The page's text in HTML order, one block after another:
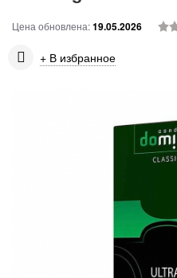
Цена обновлена:19.05.2026